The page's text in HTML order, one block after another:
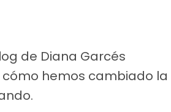
de Diana Garcés
cómo hemos cambiado la